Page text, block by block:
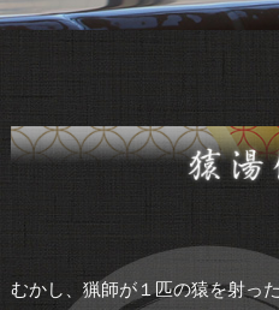
むかし、猟師が１匹の猿を射っ